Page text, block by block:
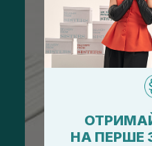
НА ПЕРШЕ